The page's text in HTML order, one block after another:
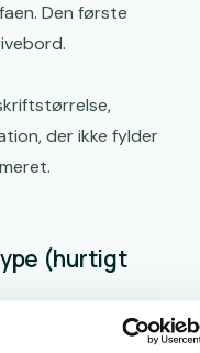
Den første
der ikke fylder
(hurtigt
ét sted.